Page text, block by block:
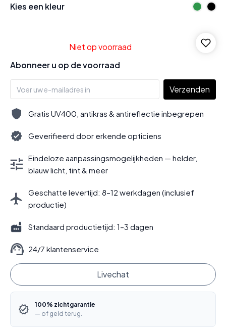
Kies een kleur
Niet op voorraad
Abonneer u op de voorraad
Verzenden
Gratis UV400, antikras & antireflectie inbegrepen
Geverifieerd door erkende opticiens
Eindeloze aanpassingsmogelijkheden — helder,
blauw licht, tint & meer
Geschatte levertijd: 8–12 werkdagen (inclusief
productie)
Standaard productietijd: 1–3 dagen
24/7 klantenservice
Livechat
100% zichtgarantie
— of geld terug.